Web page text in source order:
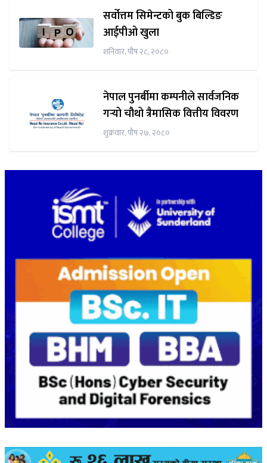
सर्वोत्तम सिमेन्टको बुक बिल्डिङ
आईपीओ खुला
शनिवार, पौष २८, २०८०
नेपाल पुनर्बीमा कम्पनीले सार्वजनिक
गर्‍यो चौथो त्रैमासिक वित्तीय विवरण
शुक्रवार, पौष २७, २०८०